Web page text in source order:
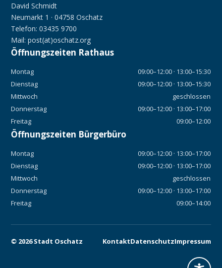
David Schmidt
Neumarkt 1 · 04758 Oschatz
Telefon: 03435 9700
Mail: post(at)oschatz.org
Öffnungszeiten Rathaus
Montag
09:00–12:00 · 13:00–15:30
Dienstag
09:00–12:00 · 13:00–15:30
Mittwoch
geschlossen
Donnerstag
09:00–12:00 · 13:00–17:00
Freitag
09:00–12:00
Öffnungszeiten Bürgerbüro
Montag
09:00–12:00 · 13:00–17:00
Dienstag
09:00–12:00 · 13:00–17:00
Mittwoch
geschlossen
Donnerstag
09:00–12:00 · 13:00–17:00
Freitag
09:00–14:00
© 2026Stadt Oschatz KontaktDatenschutzImpressum